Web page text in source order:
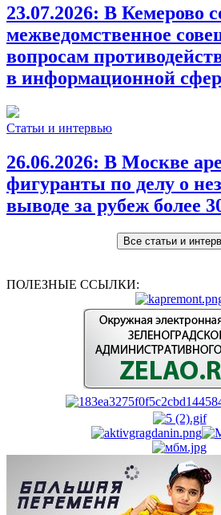
23.07.2026: В Кемерово
межведомственное
вопросам
в информационной
Статьи и интервью
26.06.2026: В Москве
фигуранты по делу о
выводе за рубеж более
Все статьи и
ПОЛЕЗНЫЕ ССЫЛКИ: